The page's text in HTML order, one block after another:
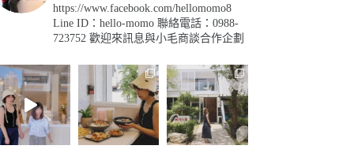
https://www.facebook.com/hellomomo8
Line ID：hello-momo聯絡電話：0988-
723752歡迎來訊息與小毛商談合作企劃